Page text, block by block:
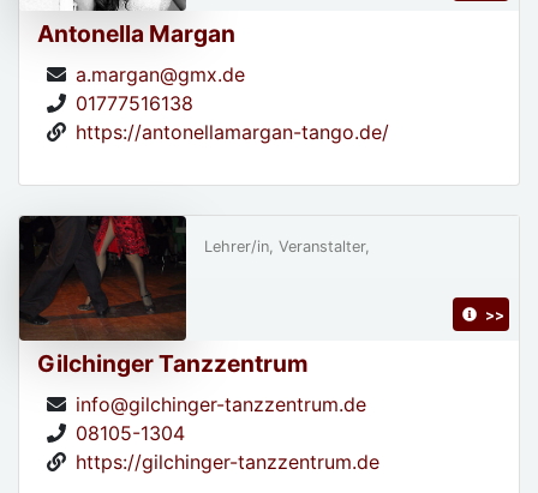
Antonella Margan
a.margan@gmx.de
01777516138
https://antonellamargan-tango.de/
Gilchinger Tanzzentrum
info@gilchinger-tanzzentrum.de
08105-1304
https://gilchinger-tanzzentrum.de
Lehrer/in, Veranstalter,
>>